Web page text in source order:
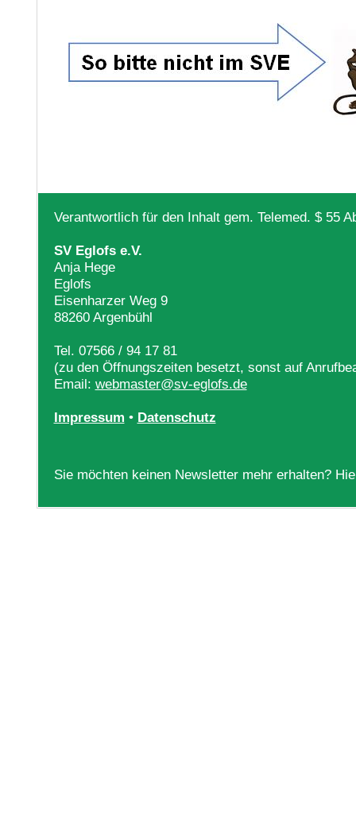
Verantwortlich für den Inhalt gem. Telemed. $ 55
SV Eglofs e.V.
Anja Hege
Eglofs
Eisenharzer Weg 9
88260 Argenbühl
Tel. 07566 / 94 17 81
(zu den Öffnungszeiten besetzt, sonst auf
Email: webmaster@sv-eglofs.de
Impressum • Datenschutz
Sie möchten keinen Newsletter mehr erhalten?